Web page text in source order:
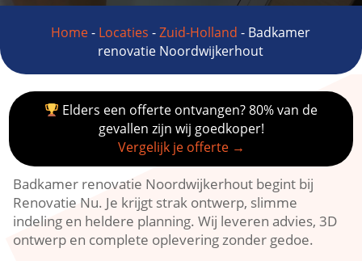
Home- Locaties -Zuid-Holland - Badkamer
renovatie Noordwijkerhout
Elders een offerte ontvangen? 80% van de
gevallen zijn wij goedkoper!
Vergelijk je offerte →
Badkamer renovatie Noordwijkerhout begint bij
Renovatie Nu.​ Je krijgt strak ontwerp, slimme
indeling en heldere planning.​ Wij leveren advies, 3D
ontwerp en complete oplevering zonder gedoe.​